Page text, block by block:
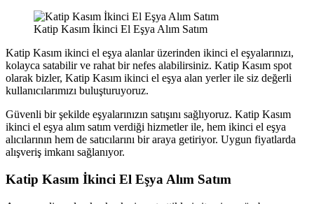
Katip Kasım İkinci El Eşya Alım Satım
Katip Kasım ikinci el eşya alanlar üzerinden ikinci el eşyalarınızı,
kolayca satabilir ve rahat bir nefes alabilirsiniz. Katip Kasım spot
olarak bizler, Katip Kasım ikinci el eşya alan yerler ile siz değerli
kullanıcılarımızı buluşturuyoruz.
Güvenli bir şekilde eşyalarınızın satışını sağlıyoruz. Katip Kasım
ikinci el eşya alım satım verdiği hizmetler ile, hem ikinci el eşya
alıcılarının hem de satıcılarını bir araya getiriyor. Uygun fiyatlarda
alışveriş imkanı sağlanıyor.
Katip Kasım İkinci El Eşya Alım Satım